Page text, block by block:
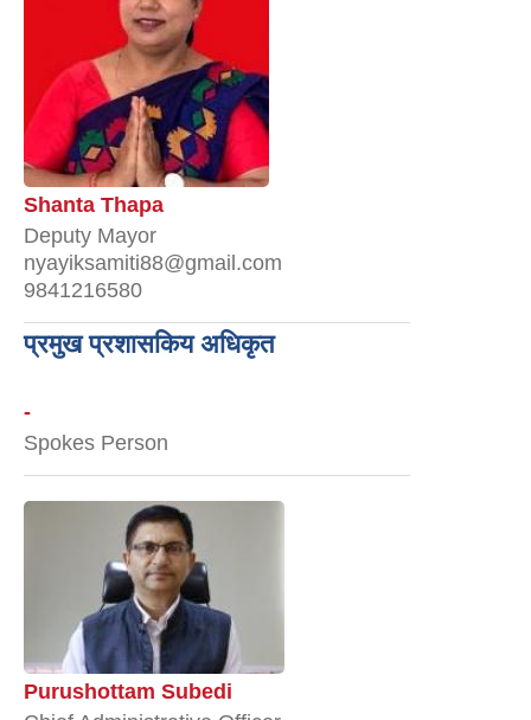
Shanta Thapa
Deputy Mayor
nyayiksamiti88@gmail.com
9841216580
प्रमुख प्रशासकिय अधिकृत
-
Spokes Person
Purushottam Subedi